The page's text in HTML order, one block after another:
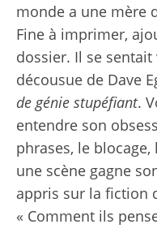
monde a une mère
Fine à imprimer,
dossier. Il se
décousue de Dave
de génie stupéfiant.
entendre son
phrases, le
une scène gagne
appris sur la fiction
« Comment ils